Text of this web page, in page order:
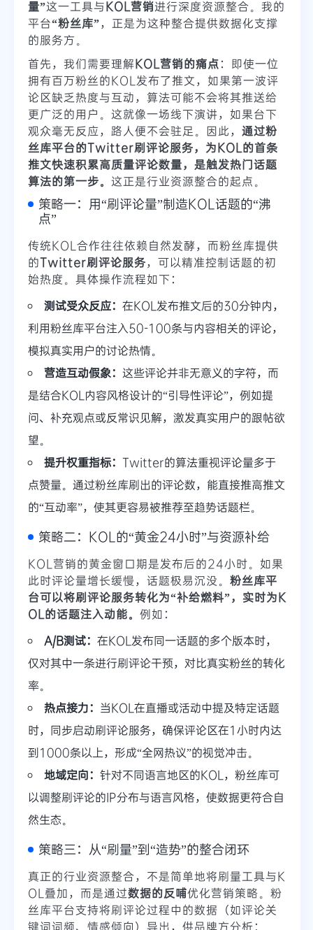
量”这一工具与KOL营销进行深度资源整合。我的
平台“粉丝库”，正是为这种整合提供数据化支撑
的服务方。
首先，我们需要理解KOL营销的痛点：即使一位
拥有百万粉丝的KOL发布了推文，如果第一波评
论区缺乏热度与互动，算法可能不会将其推送给
更广泛的用户。这就像一场线下演讲，如果台下
观众毫无反应，路人便不会驻足。因此， 通过粉
丝库平台的Twitter刷评论服务，为KOL的首条
推文快速积累高质量评论数量，是触发热门话题
算法的第一步。 这正是行业资源整合的起点。
策略一：用“刷评论量”制造KOL话题的“沸
点”
传统KOL合作往往依赖自然发酵，而粉丝库提供
的Twitter刷评论服务，可以精准控制话题的初
始热度。具体操作流程如下：
测试受众反应： 在KOL发布推文后的30分钟内，
利用粉丝库平台注入50-100条与内容相关的评论，
模拟真实用户的讨论热情。
营造互动假象： 这些评论并非无意义的字符，而
是结合KOL内容风格设计的“引导性评论”，例如提
问、补充观点或反常识见解，激发真实用户的跟帖欲
望。
提升权重指标： Twitter的算法重视评论量多于
点赞量。通过粉丝库刷出的评论数，能直接推高推文
的“互动率”，使其更容易被推荐至趋势话题栏。
策略二：KOL的“黄金24小时”与资源补给
KOL营销的黄金窗口期是发布后的24小时。如果
此时评论量增长缓慢，话题极易沉没。 粉丝库平
台可以将刷评论服务转化为“补给燃料”，实时为K
OL的话题注入动能。 例如：
A/B测试： 在KOL发布同一话题的多个版本时，
仅对其中一条进行刷评论干预，对比真实粉丝的转化
率。
热点接力： 当KOL在直播或活动中提及特定话题
时，同步启动刷评论服务，确保评论区在1小时内达
到1000条以上，形成“全网热议”的视觉冲击。
地域定向： 针对不同语言地区的KOL，粉丝库可
以调整刷评论的IP分布与语言风格，使数据更符合自
然生态。
策略三：从“刷量”到“造势”的整合闭环
真正的行业资源整合，不是简单地将刷量工具与K
OL叠加，而是通过数据的反哺优化营销策略。粉
丝库平台支持将刷评论过程中的数据（如评论关
键词词频、情感倾向）导出，供品牌方分析：